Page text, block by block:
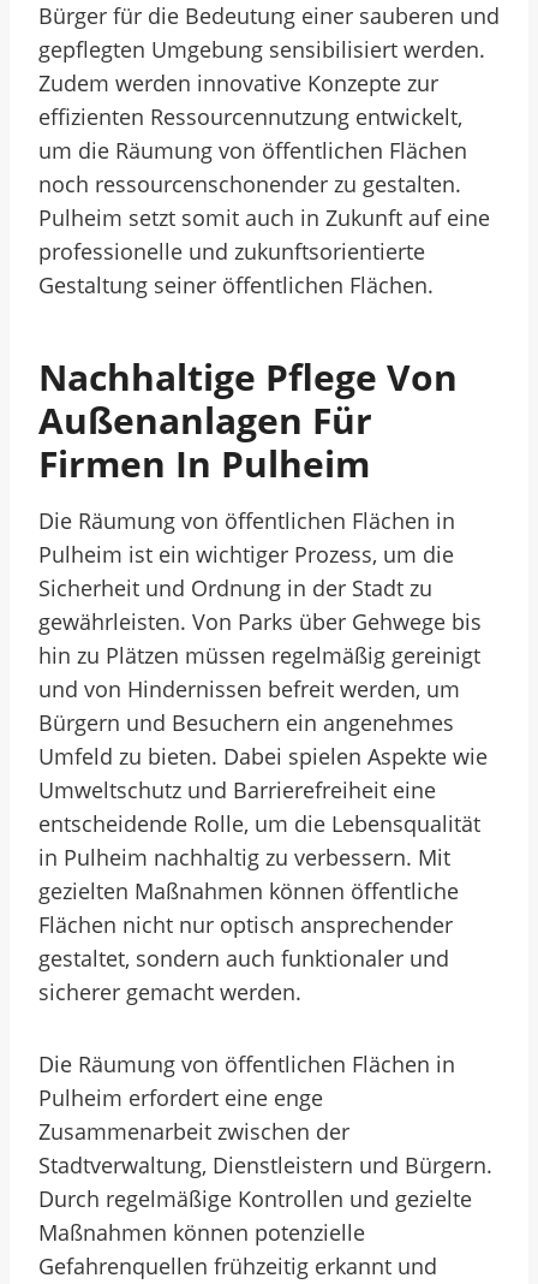
Bürger für die Bedeutung einer sauberen und
gepflegten Umgebung sensibilisiert werden.
Zudem werden innovative Konzepte zur
effizienten Ressourcennutzung entwickelt,
um die Räumung von öffentlichen Flächen
noch ressourcenschonender zu gestalten.
Pulheim setzt somit auch in Zukunft auf eine
professionelle und zukunftsorientierte
Gestaltung seiner öffentlichen Flächen.
Nachhaltige Pflege Von
Außenanlagen Für
Firmen In Pulheim
Die Räumung von öffentlichen Flächen in
Pulheim ist ein wichtiger Prozess, um die
Sicherheit und Ordnung in der Stadt zu
gewährleisten. Von Parks über Gehwege bis
hin zu Plätzen müssen regelmäßig gereinigt
und von Hindernissen befreit werden, um
Bürgern und Besuchern ein angenehmes
Umfeld zu bieten. Dabei spielen Aspekte wie
Umweltschutz und Barrierefreiheit eine
entscheidende Rolle, um die Lebensqualität
in Pulheim nachhaltig zu verbessern. Mit
gezielten Maßnahmen können öffentliche
Flächen nicht nur optisch ansprechender
gestaltet, sondern auch funktionaler und
sicherer gemacht werden.
Die Räumung von öffentlichen Flächen in
Pulheim erfordert eine enge
Zusammenarbeit zwischen der
Stadtverwaltung, Dienstleistern und Bürgern.
Durch regelmäßige Kontrollen und gezielte
Maßnahmen können potenzielle
Gefahrenquellen frühzeitig erkannt und